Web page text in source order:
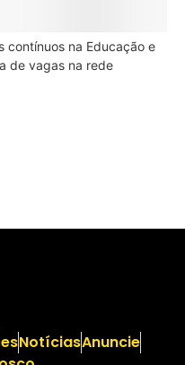
contínuos na Educação e
de vagas na rede
NotíciasAnuncie